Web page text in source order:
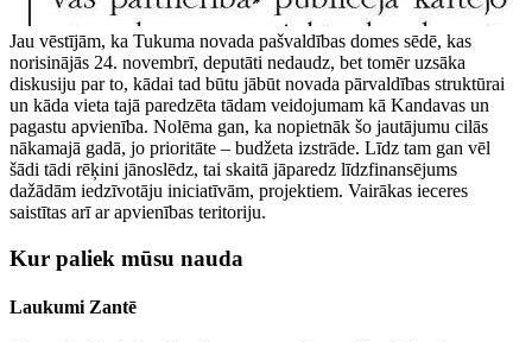
Jau vēstījām, ka Tukuma novada pašvaldības domes sēdē, kas
norisinājās 24. novembrī, deputāti nedaudz, bet tomēr uzsāka
diskusiju par to, kādai tad būtu jābūt novada pārvaldības struktūrai
un kāda vieta tajā paredzēta tādam veidojumam kā Kandavas un
pagastu apvienība. Nolēma gan, ka nopietnāk šo jautājumu cilās
nākamajā gadā, jo prioritāte – budžeta izstrāde. Līdz tam gan vēl
šādi tādi rēķini jānoslēdz, tai skaitā jāparedz līdzfinansējums
dažādām iedzīvotāju iniciatīvām, projektiem. Vairākas ieceres
saistītas arī ar apvienības teritoriju.
Kur paliek mūsu nauda
Laukumi Zantē